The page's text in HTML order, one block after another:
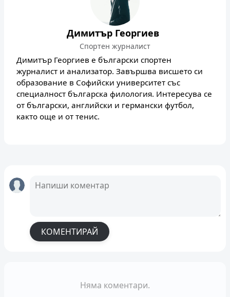
Димитър Георгиев
Спортен журналист
Димитър Георгиев е български спортен
журналист и анализатор. Завършва висшето си
образование в Софийски университет със
специалност българска филология. Интересува се
от български, английски и германски футбол,
както още и от тенис.
КОМЕНТИРАЙ
Няма коментари.